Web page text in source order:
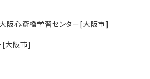
阪心斎橋学習センター[大阪市]
[大阪市]